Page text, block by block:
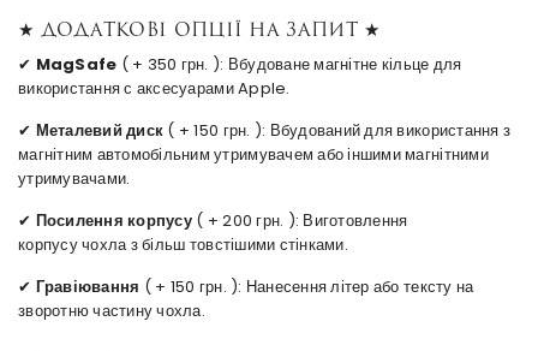
★ Додаткові опції на запит ★
✔ MagSafe ( + 350 грн. ): Вбудоване магнітне кільце для
використання с аксесуарами Apple.
✔ Металевий диск ( + 150 грн. ): Вбудований для використання з
магнітним автомобільним утримувачем або іншими магнітними
утримувачами.
✔ Посилення корпусу ( + 200 грн. ): Виготовлення
корпусу чохла з більш товстішими стінками.
✔ Гравіювання ( + 150 грн. ): Нанесення літер або тексту на
зворотню частину чохла.